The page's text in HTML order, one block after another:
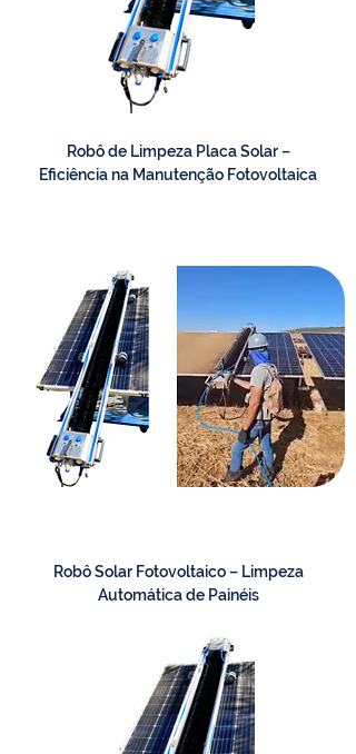
Robô de Limpeza Placa Solar –
Eficiência na Manutenção Fotovoltaica
Robô Solar Fotovoltaico – Limpeza
Automática de Painéis